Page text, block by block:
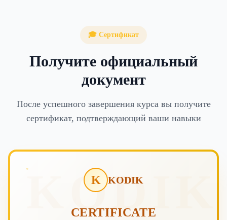
🎓 Сертификат
Получите официальный
документ
После успешного завершения курса вы получите
сертификат, подтверждающий ваши навыки
KODIK
K KODIK
CERTIFICATE